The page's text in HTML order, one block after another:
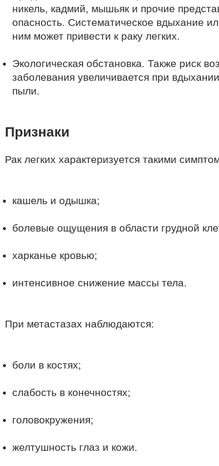
никель, кадмий, мышьяк и прочие
опасность. Систематическое вдыхание
ним может привести к раку легких.
Экологическая обстановка. Также риск
заболевания увеличивается при
пыли.
Признаки
Рак легких характеризуется такими
кашель и одышка;
болевые ощущения в области грудной
харканье кровью;
интенсивное снижение массы тела.
При метастазах наблюдаются:
боли в костях;
слабость в конечностях;
головокружения;
желтушность глаз и кожи.